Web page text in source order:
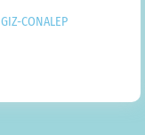
GIZ-CONALEP